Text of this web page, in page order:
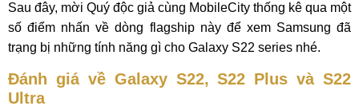
Sau đây, mời Quý độc giả cùng MobileCity thống kê qua một
số điểm nhấn về dòng flagship này để xem Samsung đã
trạng bị những tính năng gì cho Galaxy S22 series nhé.
Đánh giá về Galaxy S22, S22 Plus và S22
Ultra